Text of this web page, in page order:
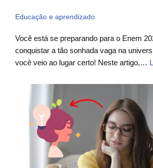
Educação e aprendizado
Você está se preparando para o Enem
conquistar a tão sonhada vaga na
você veio ao lugar certo! Neste artigo,…